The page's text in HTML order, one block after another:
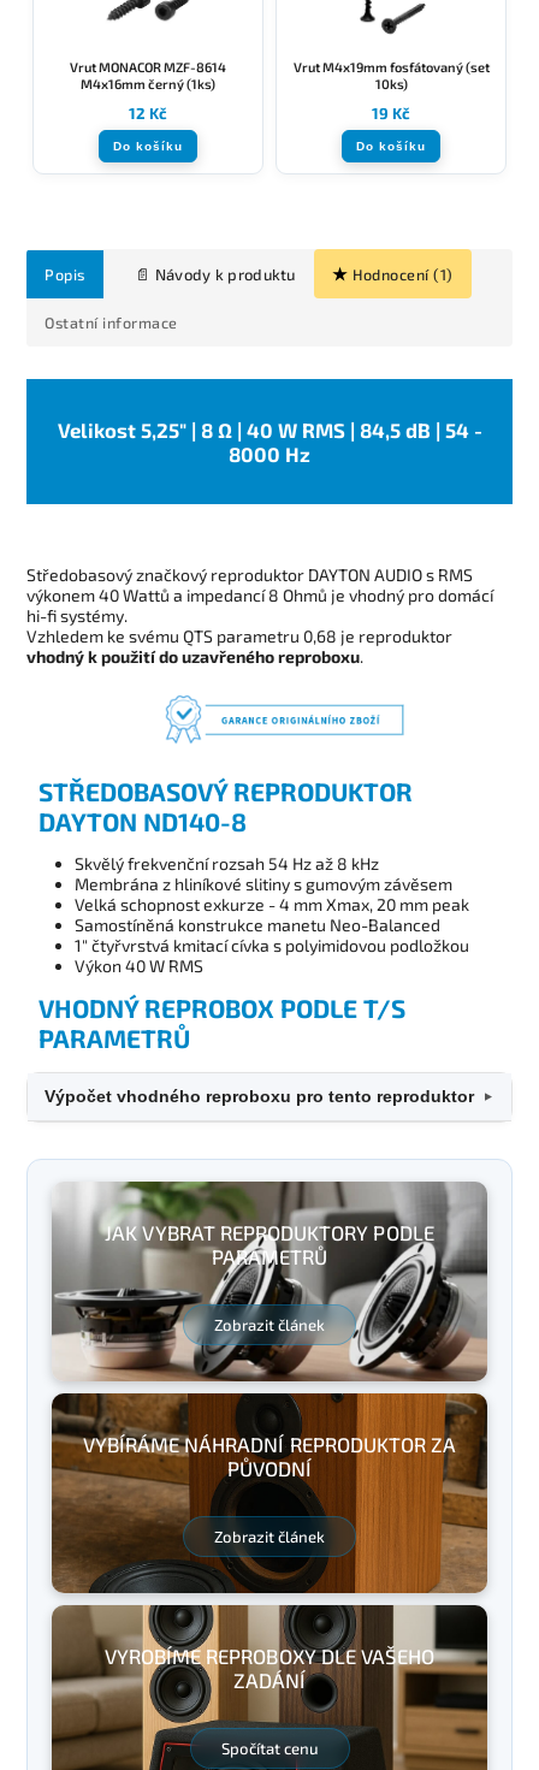
Vrut MONACOR MZF-8614
M4x16mm černý (1ks)
12 Kč
Do košíku
Vrut M4x19mm fosfátovaný (set
10ks)
19 Kč
Do košíku
Popis Hodnocení (1)
Ostatní informace
Velikost 5,25" | 8 Ω | 40 W RMS | 84,5 dB | 54 -
8000 Hz
Středobasový značkový reproduktor DAYTON AUDIO s RMS
výkonem 40 Wattů a impedancí 8 Ohmů je vhodný pro domácí
hi-fi systémy.
Vzhledem ke svému QTS parametru 0,68 je reproduktor
vhodný k použití do uzavřeného reproboxu.
STŘEDOBASOVÝ REPRODUKTOR
DAYTON ND140-8
Skvělý frekvenční rozsah 54 Hz až 8 kHz
Membrána z hliníkové slitiny s gumovým závěsem
Velká schopnost exkurze - 4 mm Xmax, 20 mm peak
Samostíněná konstrukce manetu Neo-Balanced
1" čtyřvrstvá kmitací cívka s polyimidovou podložkou
Výkon 40 W RMS
VHODNÝ REPROBOX PODLE T/S
PARAMETRŮ
Výpočet vhodného reproboxu pro tento reproduktor ▼
JAK VYBRAT REPRODUKTORY PODLE
PARAMETRŮ
Zobrazit článek
VYBÍRÁME NÁHRADNÍ REPRODUKTOR ZA
PŮVODNÍ
Zobrazit článek
VYROBÍME REPROBOXY DLE VAŠEHO
ZADÁNÍ
Spočítat cenu